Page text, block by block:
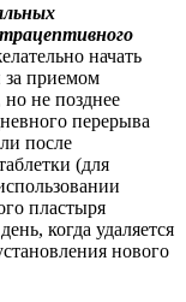
начать
за приемом
но не позднее
перерыва
после
(для
пластыря
когда удаляется
нового